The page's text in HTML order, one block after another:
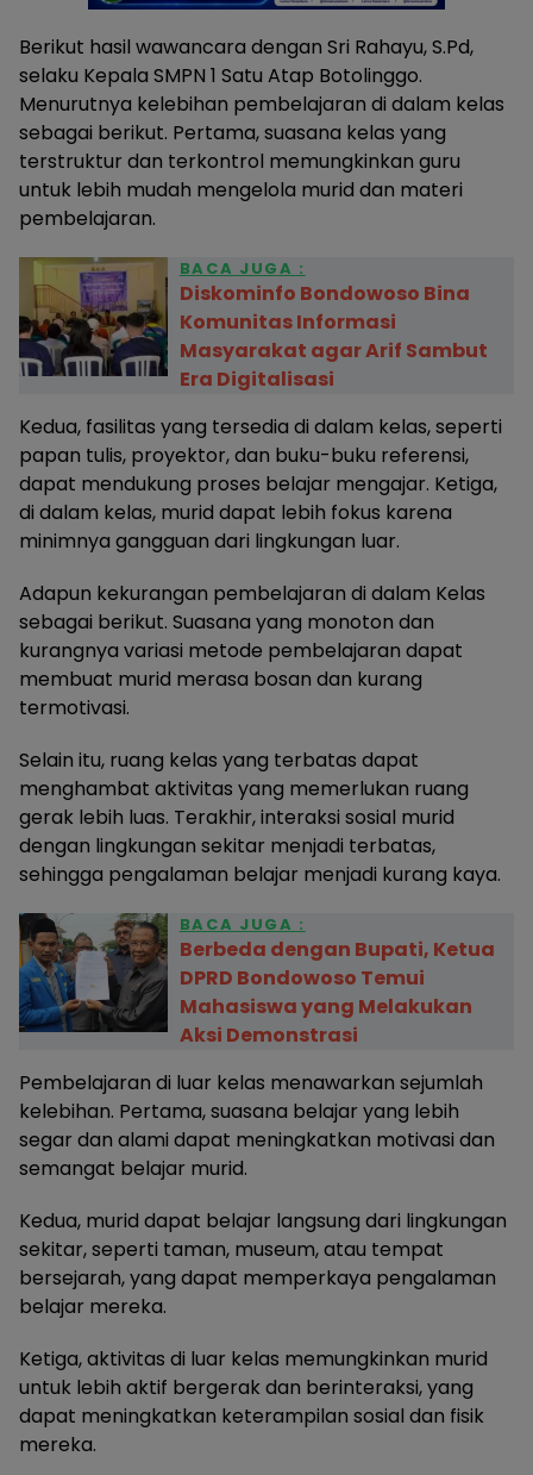
Berikut hasil wawancara dengan Sri Rahayu, S.Pd,
selaku Kepala SMPN 1 Satu Atap Botolinggo.
Menurutnya kelebihan pembelajaran di dalam kelas
sebagai berikut. Pertama, suasana kelas yang
terstruktur dan terkontrol memungkinkan guru
untuk lebih mudah mengelola murid dan materi
pembelajaran.
BACA JUGA :
Diskominfo Bondowoso Bina
Komunitas Informasi
Masyarakat agar Arif Sambut
Era Digitalisasi
Kedua, fasilitas yang tersedia di dalam kelas, seperti
papan tulis, proyektor, dan buku-buku referensi,
dapat mendukung proses belajar mengajar. Ketiga,
di dalam kelas, murid dapat lebih fokus karena
minimnya gangguan dari lingkungan luar.
Adapun kekurangan pembelajaran di dalam Kelas
sebagai berikut. Suasana yang monoton dan
kurangnya variasi metode pembelajaran dapat
membuat murid merasa bosan dan kurang
termotivasi.
Selain itu, ruang kelas yang terbatas dapat
menghambat aktivitas yang memerlukan ruang
gerak lebih luas. Terakhir, interaksi sosial murid
dengan lingkungan sekitar menjadi terbatas,
sehingga pengalaman belajar menjadi kurang kaya.
BACA JUGA :
Berbeda dengan Bupati, Ketua
DPRD Bondowoso Temui
Mahasiswa yang Melakukan
Aksi Demonstrasi
Pembelajaran di luar kelas menawarkan sejumlah
kelebihan. Pertama, suasana belajar yang lebih
segar dan alami dapat meningkatkan motivasi dan
semangat belajar murid.
Kedua, murid dapat belajar langsung dari lingkungan
sekitar, seperti taman, museum, atau tempat
bersejarah, yang dapat memperkaya pengalaman
belajar mereka.
Ketiga, aktivitas di luar kelas memungkinkan murid
untuk lebih aktif bergerak dan berinteraksi, yang
dapat meningkatkan keterampilan sosial dan fisik
mereka.